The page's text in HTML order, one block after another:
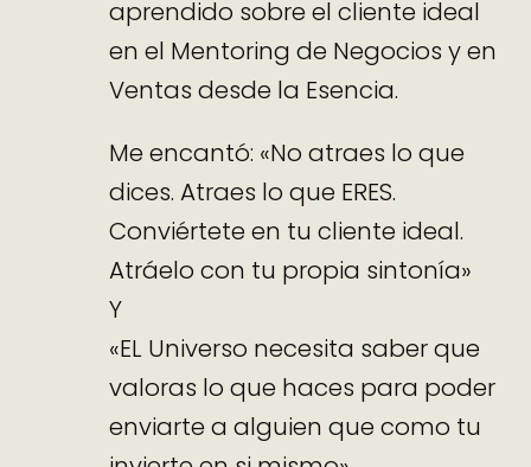
aprendido sobre el cliente ideal
en el Mentoring de Negocios y en
Ventas desde la Esencia.
Me encantó: «No atraes lo que
dices. Atraes lo que ERES.
Conviértete en tu cliente ideal.
Atráelo con tu propia sintonía»
Y
«EL Universo necesita saber que
valoras lo que haces para poder
enviarte a alguien que como tu